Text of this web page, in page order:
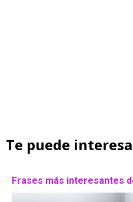
Te puede
Frases más interesantes